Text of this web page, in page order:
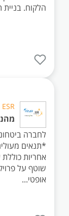
הלקוח. בניית
ESR - השמה להייטק
לחברה
*תנאים
אחריות
שוטף על
אופטי...